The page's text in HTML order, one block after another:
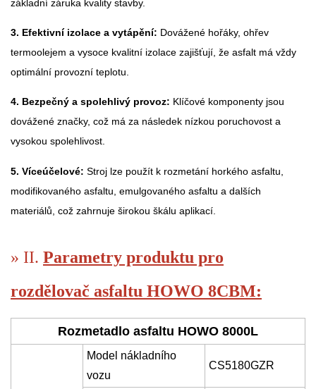
základní záruka kvality stavby.
3. Efektivní izolace a vytápění: Dovážené hořáky, ohřev
termoolejem a vysoce kvalitní izolace zajišťují, že asfalt má vždy
optimální provozní teplotu.
4. Bezpečný a spolehlivý provoz: Klíčové komponenty jsou
dovážené značky, což má za následek nízkou poruchovost a
vysokou spolehlivost.
5. Víceúčelové: Stroj lze použít k rozmetání horkého asfaltu,
modifikovaného asfaltu, emulgovaného asfaltu a dalších
materiálů, což zahrnuje širokou škálu aplikací.
» II. Parametry produktu pro
rozdělovač asfaltu HOWO 8CBM:
Rozmetadlo asfaltu HOWO 8000L
Model nákladního
vozu
CS5180GZR